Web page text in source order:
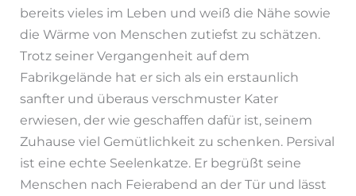
bereits vieles im Leben und weiß die Nähe sowie
die Wärme von Menschen zutiefst zu schätzen.
Trotz seiner Vergangenheit auf dem
Fabrikgelände hat er sich als ein erstaunlich
sanfter und überaus verschmuster Kater
erwiesen, der wie geschaffen dafür ist, seinem
Zuhause viel Gemütlichkeit zu schenken. Persival
ist eine echte Seelenkatze. Er begrüßt seine
Menschen nach Feierabend an der Tür und lässt